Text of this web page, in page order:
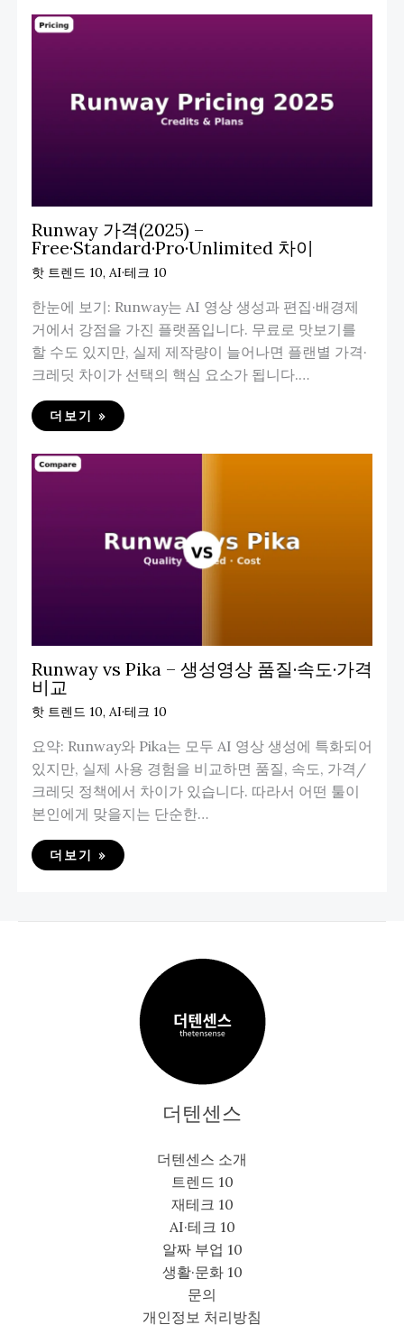
Runway 가격(2025) –
Free·Standard·Pro·Unlimited 차이
핫 트렌드 10, AI·테크 10
한눈에 보기: Runway는 AI 영상 생성과 편집·배경제
거에서 강점을 가진 플랫폼입니다. 무료로 맛보기를
할 수도 있지만, 실제 제작량이 늘어나면 플랜별 가격·
크레딧 차이가 선택의 핵심 요소가 됩니다.…
더보기 »
Runway vs Pika – 생성영상 품질·속도·가격
비교
핫 트렌드 10, AI·테크 10
요약: Runway와 Pika는 모두 AI 영상 생성에 특화되어
있지만, 실제 사용 경험을 비교하면 품질, 속도, 가격/
크레딧 정책에서 차이가 있습니다. 따라서 어떤 툴이
본인에게 맞을지는 단순한…
더보기 »
더텐센스
더텐센스 소개
트렌드 10
재테크 10
AI·테크 10
알짜 부업 10
생활·문화 10
문의
개인정보 처리방침